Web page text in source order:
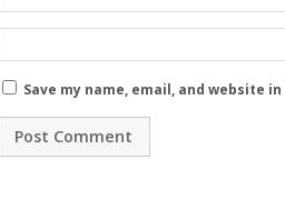
Save my name, email, and website